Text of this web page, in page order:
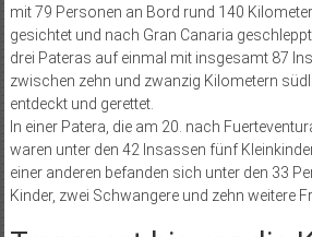
mit 79 Personen an Bord rund 140
gesichtet und nach Gran Canaria
drei Pateras auf einmal mit insgesamt 87
zwischen zehn und zwanzig Kilometern
entdeckt und gerettet.
In einer Patera, die am 20. nach
waren unter den 42 Insassen fünf
einer anderen befanden sich unter den 33
Kinder, zwei Schwangere und zehn weitere